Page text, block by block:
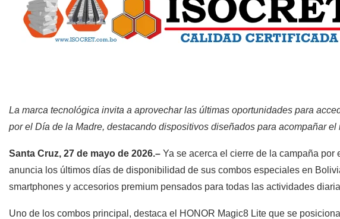
La marca tecnológica invita a aprovechar las últimas oportunidades para
por el Día de la Madre, destacando dispositivos diseñados para acompañar el
Santa Cruz, 27 de mayo de 2026.– Ya se acerca el cierre de la campaña
anuncia los últimos días de disponibilidad de sus combos especiales en
smartphones y accesorios premium pensados para todas las actividades
Uno de los combos principal, destaca el HONOR Magic8 Lite que se